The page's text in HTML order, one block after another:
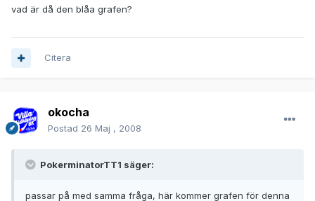
vad är då den blåa grafen?
Citera
okocha
Postad 26 Maj , 2008
PokerminatorTT1 säger:
passar på med samma fråga, här kommer grafen för denna